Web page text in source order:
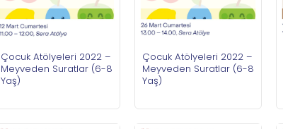
Çocuk Atölyeleri 2022 –
Meyveden Suratlar (6-8
Yaş)
Çocuk Atölyeleri 2022 –
Meyveden Suratlar (6-8
Yaş)